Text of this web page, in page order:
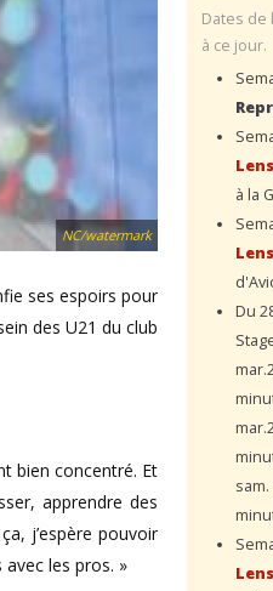
NC/watermark
ses espoirs pour
des U21 du club
bien concentré. Et
apprendre des
j’espère pouvoir
les pros. »
Dates de
à ce jour.
à la
Du